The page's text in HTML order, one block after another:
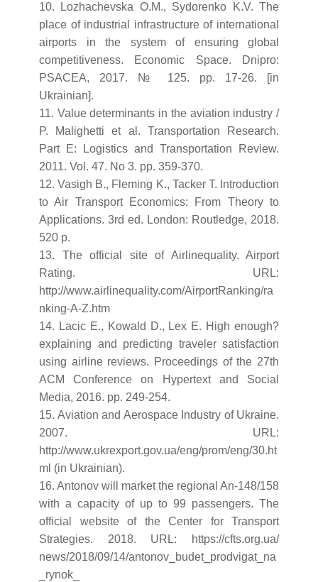
10. Lozhachevska O.M., Sydorenko K.V. The
place of industrial infrastructure of international
airports in the system of ensuring global
competitiveness. Economic Space. Dnipro:
PSACEA, 2017. № 125. pp. 17-26. [in
Ukrainian].
11. Value determinants in the aviation industry /
P. Malighetti et al. Transportation Research.
Part E: Logistics and Transportation Review.
2011. Vol. 47. No 3. pp. 359-370.
12. Vasigh B., Fleming K., Tacker T. Introduction
to Air Transport Economics: From Theory to
Applications. 3rd ed. London: Routledge, 2018.
520 p.
13. The official site of Airlinequality. Airport
Rating. URL:
http://www.airlinequality.com/AirportRanking/ra
nking-A-Z.htm
14. Lacic E., Kowald D., Lex E. High enough?
explaining and predicting traveler satisfaction
using airline reviews. Proceedings of the 27th
ACM Conference on Hypertext and Social
Media, 2016. pp. 249-254.
15. Aviation and Aerospace Industry of Ukraine.
2007. URL:
http://www.ukrexport.gov.ua/eng/prom/eng/30.ht
ml (in Ukrainian).
16. Antonov will market the regional An-148/158
with a capacity of up to 99 passengers. The
official website of the Center for Transport
Strategies. 2018. URL: https://cfts.org.ua/
news/2018/09/14/antonov_budet_prodvigat_na
_rynok_